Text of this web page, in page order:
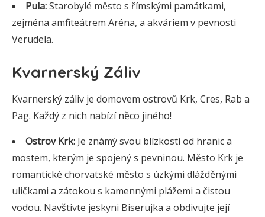
Pula:Starobylé město s římskými památkami,
zejména amfiteátrem Aréna, a akváriem v pevnosti
Verudela.
Kvarnerský Záliv
Kvarnerský záliv je domovem ostrovů Krk, Cres, Rab a
Pag. Každý z nich nabízí něco jiného!
Ostrov Krk: Je známý svou blízkostí od hranic a
mostem, kterým je spojený s pevninou. Město Krk je
romantické chorvatské město s úzkými dlážděnými
uličkami a zátokou s kamennými plážemi a čistou
vodou. Navštivte jeskyni Biserujka a obdivujte její